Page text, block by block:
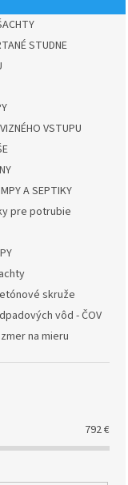
STUDNE
VSTUPU
A SEPTIKY
pre potrubie
skruže
vôd - ČOV
na mieru
792€